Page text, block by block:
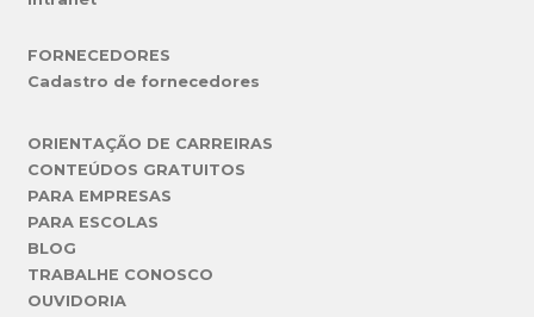
FORNECEDORES
Cadastro de fornecedores
ORIENTAÇÃO DE CARREIRAS
CONTEÚDOS GRATUITOS
PARA EMPRESAS
PARA ESCOLAS
BLOG
TRABALHE CONOSCO
OUVIDORIA